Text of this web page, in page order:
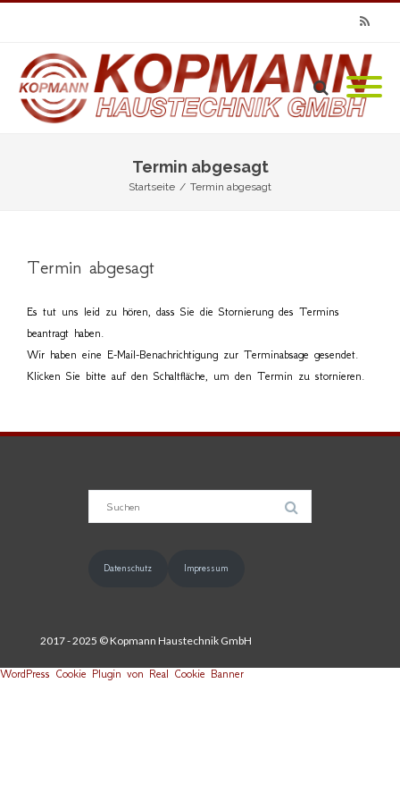
RSS
Termin abgesagt
Startseite / Termin abgesagt
Termin abgesagt
Es tut uns leid zu hören, dass Sie die Stornierung des Termins
beantragt haben.
Wir haben eine E-Mail-Benachrichtigung zur Terminabsage gesendet.
Klicken Sie bitte auf den Schaltfläche, um den Termin zu stornieren.
Datenschutz Impressum
2017 - 2025 © Kopmann Haustechnik GmbH
WordPress Cookie Plugin von Real Cookie Banner